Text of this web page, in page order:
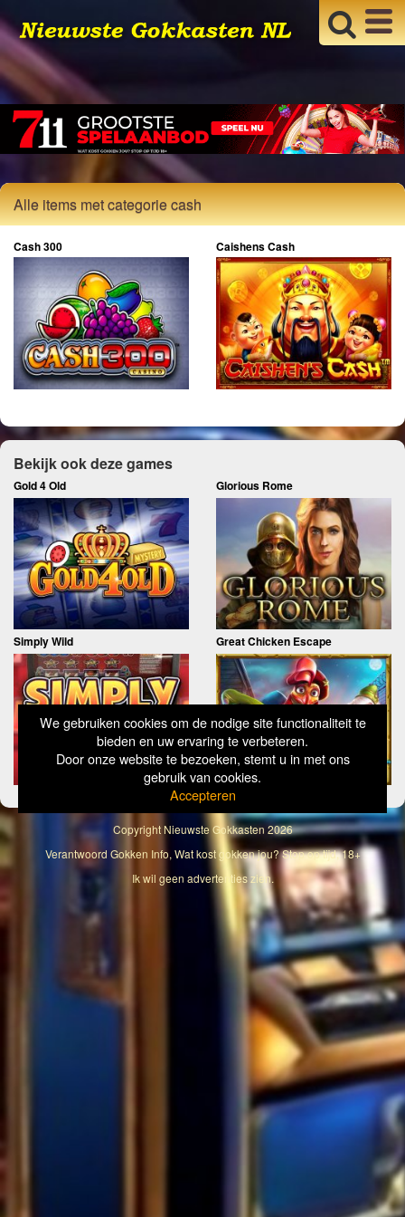
We gebruiken cookies om de nodige site functionaliteit te
bieden en uw ervaring te verbeteren.
Door onze website te bezoeken, stemt u in met ons
gebruik van cookies.
Accepteren
Alle items met categorie cash
Cash 300 Caishens Cash
Bekijk ook deze games
Gold 4 Old Glorious Rome
Simply Wild Great Chicken Escape
Copyright Nieuwste Gokkasten2026
Verantwoord Gokken Info, Wat kost gokken jou? Stop op tijd, 18+
Ik wil geen advertenties zien.